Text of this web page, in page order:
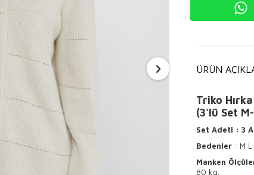
ÜRÜN
Triko
(3'lü Set
Set Adeti : 3
Bedenler : M L
Manken
80 kg.